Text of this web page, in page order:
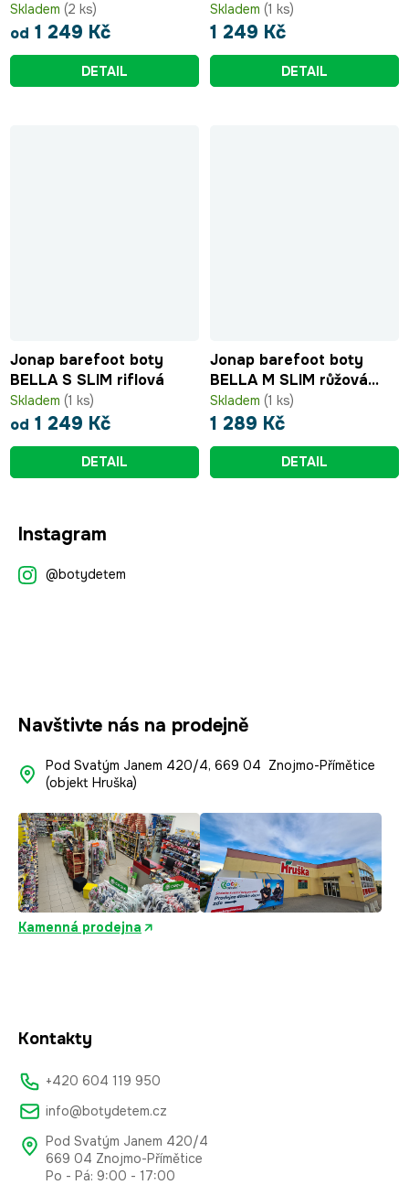
Skladem (2 ks)
od 1 249 Kč
DETAIL
černorůžová srdce
Skladem (1 ks)
1 249 Kč
DETAIL
Jonap barefoot boty
BELLA S SLIM riflová
Skladem (1 ks)
od 1 249 Kč
DETAIL
Jonap barefoot boty
BELLA M SLIM růžová
devon
Skladem (1 ks)
1 289 Kč
DETAIL
Instagram
@botydetem
Navštivte nás na prodejně
Pod Svatým Janem 420/4, 669 04 Znojmo-Přímětice
(objekt Hruška)
Kamenná prodejna
Kontakty
+420 604 119 950
info@botydetem.cz
Pod Svatým Janem 420/4
669 04 Znojmo-Přímětice
Po - Pá: 9:00 - 17:00